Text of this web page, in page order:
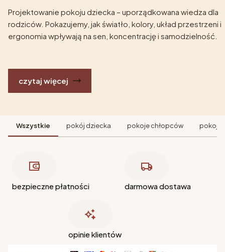
Projektowanie pokoju dziecka – uporządkowana wiedza dla
rodziców. Pokazujemy, jak światło, kolory, układ przestrzeni i
ergonomia wpływają na sen, koncentrację i samodzielność.
czytaj więcej
Wszystkie pokój dziecka pokoje chłopców pokoje
bezpieczne płatności darmowa dostawa
opinie klientów